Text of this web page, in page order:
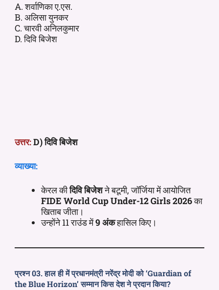
A. शर्वाणिका ए.एस.
B. अलिसा युनकर
C. चारवी अनिलकुमार
D. दिवि बिजेश
उत्तर:D) दिविबिजेश
व्याख्या:
केरल कीदिविबिजेशने बटूमी, जॉर्जिया में आयोजित
FIDE World Cup Under-12 Girls 2026का
खिताब जीता।
उन्होंने 11 राउंड में9 अंकहासिल किए।
प्रश्न 03. हाल ही में प्रधानमंत्री नरेंद्र मोदी को ‘Guardian of
the Blue Horizon’ सम्मान किस देश ने प्रदान किया?